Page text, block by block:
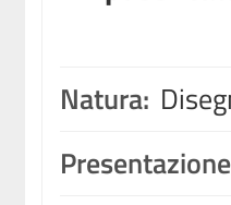
Natura: